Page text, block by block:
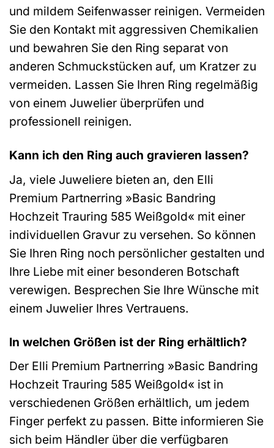
und mildem Seifenwasser reinigen. Vermeiden
Sie den Kontakt mit aggressiven Chemikalien
und bewahren Sie den Ring separat von
anderen Schmuckstücken auf, um Kratzer zu
vermeiden. Lassen Sie Ihren Ring regelmäßig
von einem Juwelier überprüfen und
professionell reinigen.
Kann ich den Ring auch gravieren lassen?
Ja, viele Juweliere bieten an, den Elli
Premium Partnerring »Basic Bandring
Hochzeit Trauring 585 Weißgold« mit einer
individuellen Gravur zu versehen. So können
Sie Ihren Ring noch persönlicher gestalten und
Ihre Liebe mit einer besonderen Botschaft
verewigen. Besprechen Sie Ihre Wünsche mit
einem Juwelier Ihres Vertrauens.
In welchen Größen ist der Ring erhältlich?
Der Elli Premium Partnerring »Basic Bandring
Hochzeit Trauring 585 Weißgold« ist in
verschiedenen Größen erhältlich, um jedem
Finger perfekt zu passen. Bitte informieren Sie
sich beim Händler über die verfügbaren